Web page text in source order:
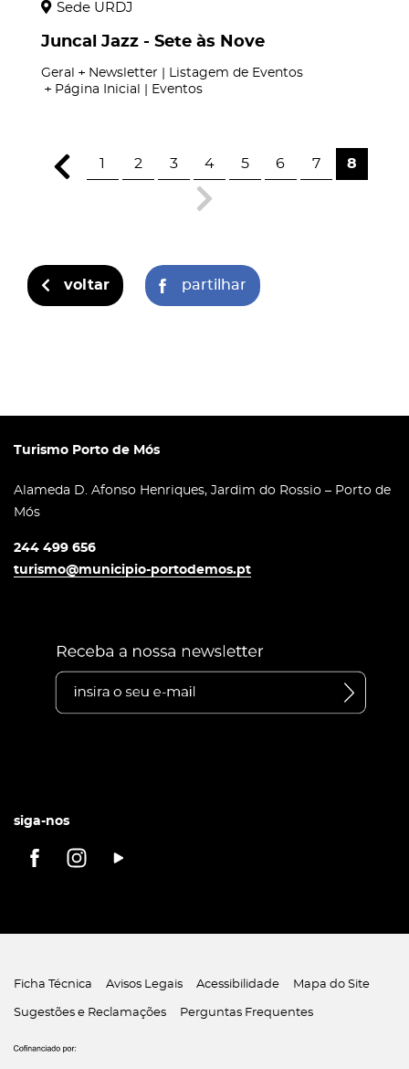
Sede URDJ
Juncal Jazz - Sete às Nove
Geral
Newsletter | Listagem de Eventos
Página Inicial | Eventos
1 2 3 4 5 6 7 8
voltar partilhar
Turismo Porto de Mós
Alameda D. Afonso Henriques, Jardim do Rossio – Porto de
Mós
244 499 656
turismo@municipio-portodemos.pt
siga-nos
Ficha Técnica Avisos Legais Acessibilidade Mapa do Site
Sugestões e Reclamações Perguntas Frequentes